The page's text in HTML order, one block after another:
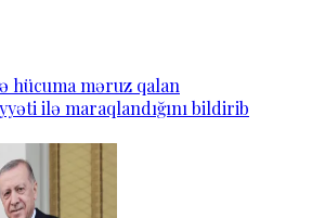
hücuma məruz qalan
ilə maraqlandığını bildirib